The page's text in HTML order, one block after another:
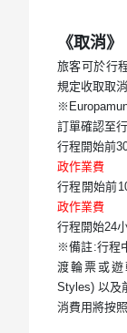
《取消》
旅客可於行
規定收取取
訂單確認至
行程開始前
政作業費
行程開始前
政作業費
行程開始24
※備註:行程
渡輪票或遊
Styles) 以及
消費用將按